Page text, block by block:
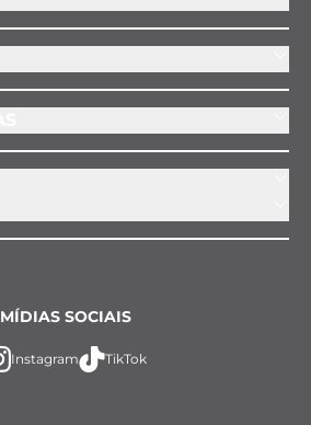
MÍDIAS SOCIAIS
Instagram TikTok